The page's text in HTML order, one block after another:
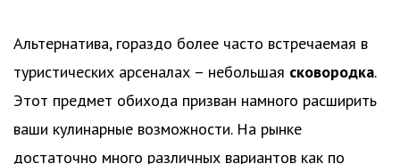
Альтернатива, гораздо более часто встречаемая в
туристических арсеналах – небольшая сковородка.
Этот предмет обихода призван намного расширить
ваши кулинарные возможности. На рынке
достаточно много различных вариантов как по